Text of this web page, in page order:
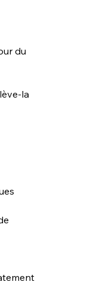
du
la